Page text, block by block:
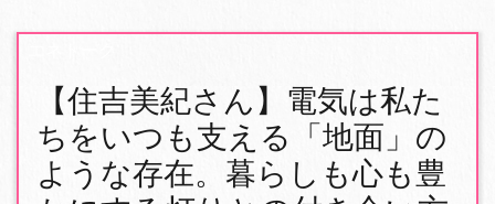
【住吉美紀さん】電気は私た
ちをいつも支える「地面」の
ような存在。暮らしも心も豊